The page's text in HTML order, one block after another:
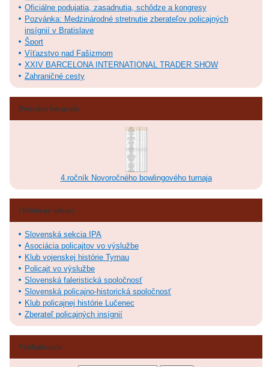
Oficiálne podujatia, zasadnutia, schôdze a kongresy
Pozvánka: Medzinárodné stretnutie zberateľov policajných
insígnií v Bratislave
Šport
Víťazstvo nad Fašizmom
XXIV BARCELONA INTERNATIONAL TRADER SHOW
Zahraničné cesty
Posledné fotografie
4.ročník Novoročného bowlingového turnaja
Obľúbené odkazy
Slovenská sekcia IPA
Asociácia policajtov vo výslužbe
Klub vojenskej histórie Tyrnau
Policajt vo výslužbe
Slovenská faleristická spoločnosť
Slovenská policajno-historická spoločnosť
Klub policajnej histórie Lučenec
Zberateľ policajných insígnií
Vyhľadávanie